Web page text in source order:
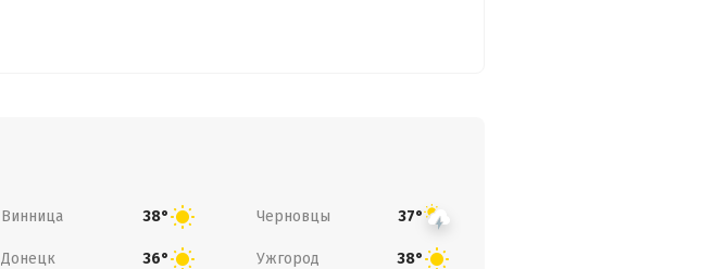
Винница 38° Черновцы 37°
Донецк 36° Ужгород 38°